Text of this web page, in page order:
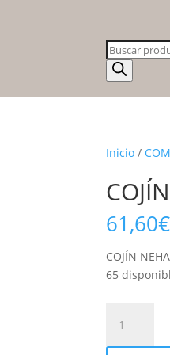
Búsqueda
de
productos
Inicio /
61,60€
COJÍN
65
NEHAN
cantidad